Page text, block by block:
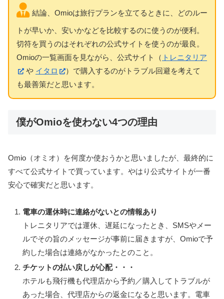
結論、Omioは旅行プランを立てるときに、どのルー
トが早いか、安いかなどを比較するのに使うのが便利。
切符を買うのはそれぞれの公式サイトを使うのが最良。
Omioの一覧画面を見ながら、公式サイト（ トレニタリア
や イタロ
）で購入するのがトラブル回避を考えて
も最善策だと思います。
僕がOmioを使わない4つの理由
Omio（オミオ）を何度か使おうかと思いましたが、最終的に
すべて公式サイトで買っています。やはり公式サイトが一番
安心で確実だと思います。
電車の運休時に連絡がないとの情報あり
トレニタリアでは運休、遅延になったとき、SMSやメー
ルでその旨のメッセージが事前に届きますが、Omioで予
約した場合は連絡がなかったとのこと。
チケットの払い戻しが心配・・・
ホテルも飛行機も代理店から予約／購入してトラブルが
あった場合、代理店からの返金になると思います。電車